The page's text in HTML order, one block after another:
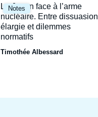
Notes
Image
principale
Le Japon face à l’arme
nucléaire. Entre dissuasion
élargie et dilemmes
normatifs
Timothée Albessard